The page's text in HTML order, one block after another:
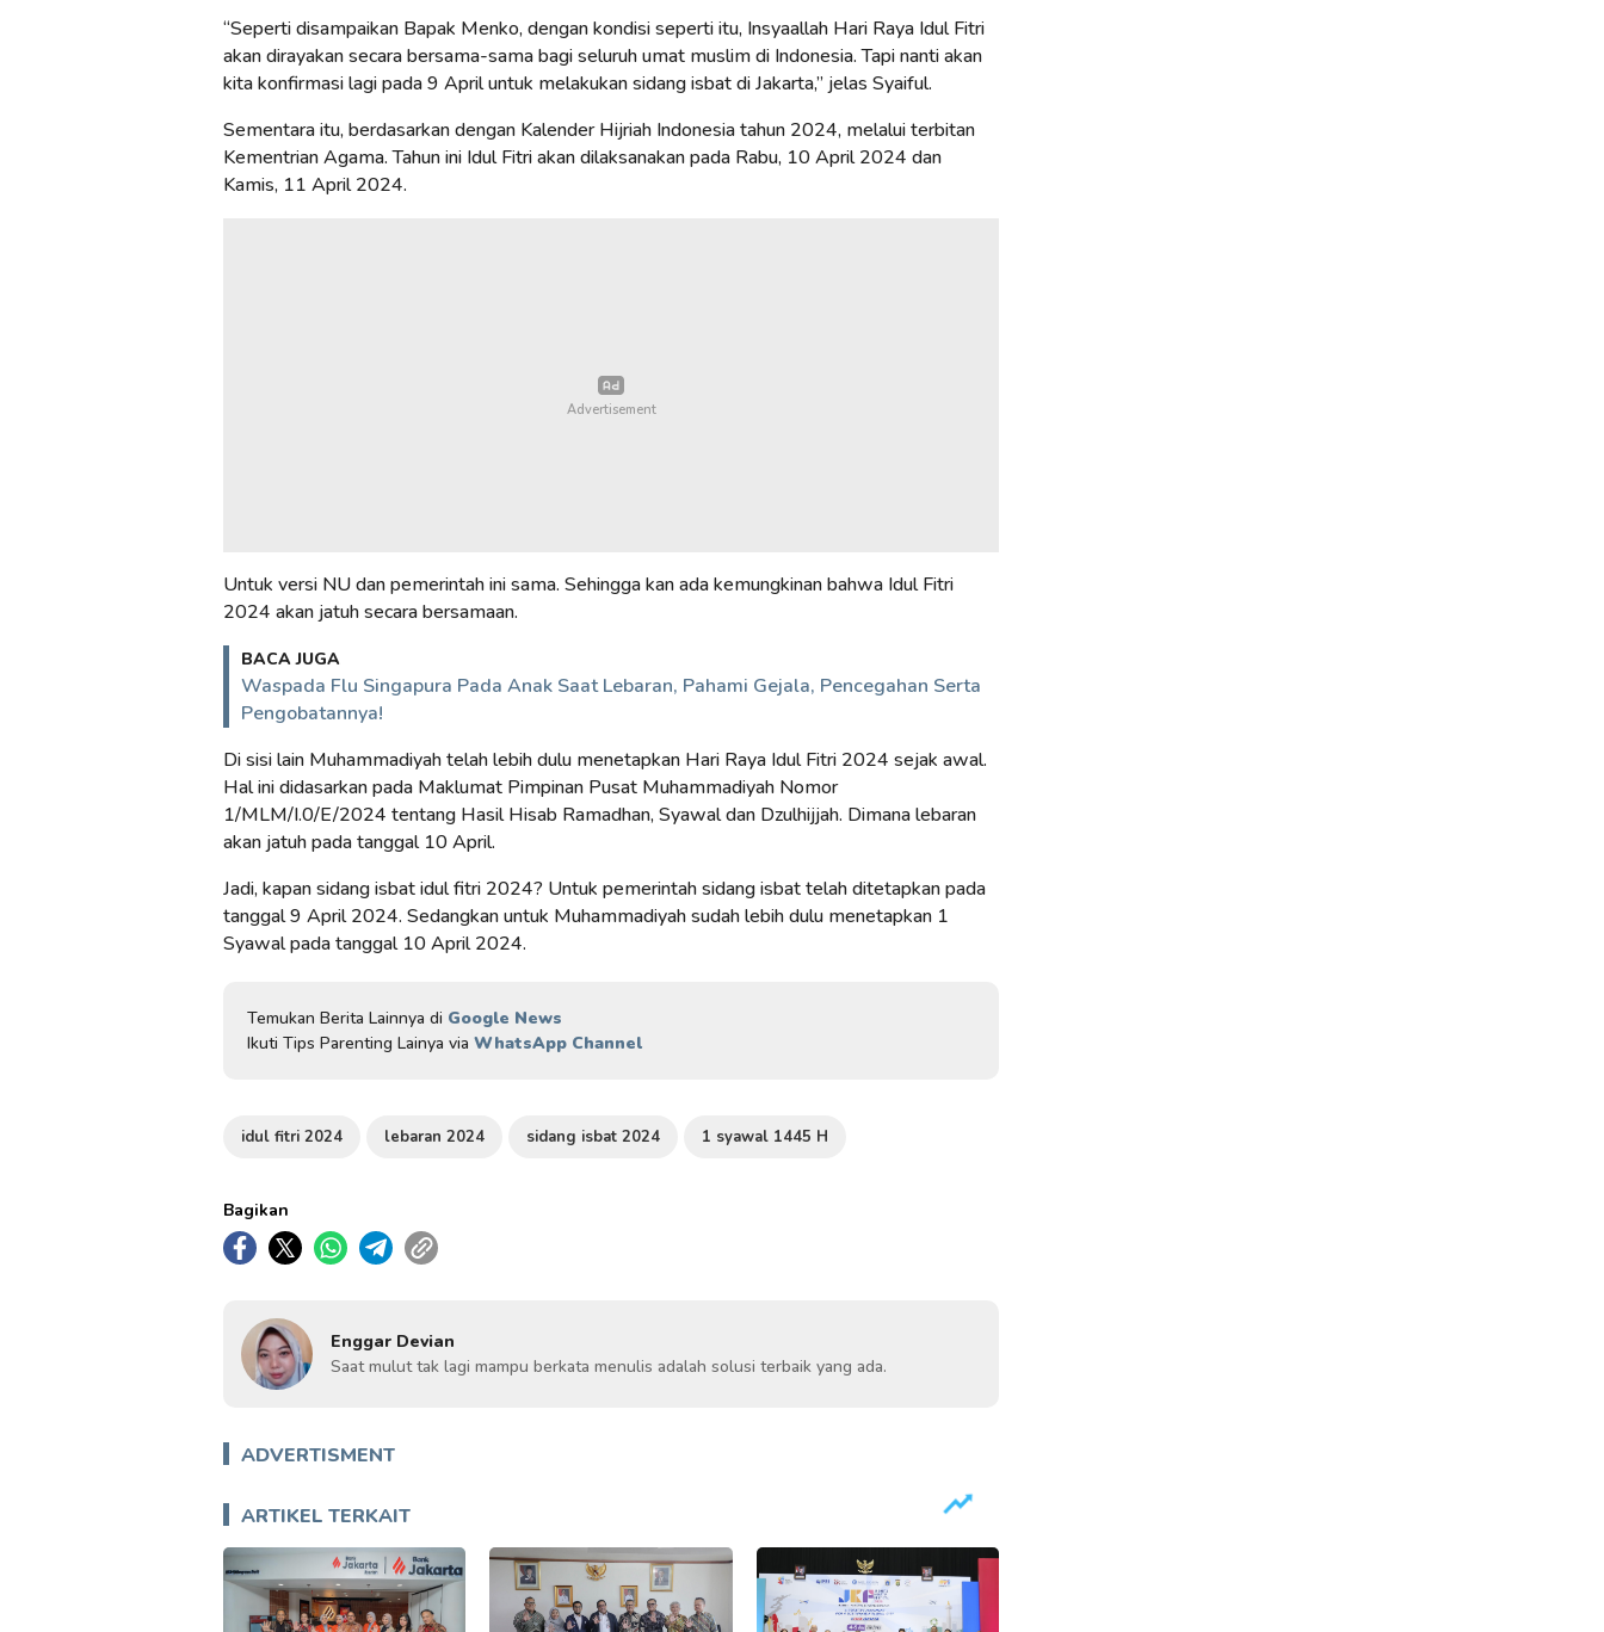
“Seperti disampaikan Bapak Menko, dengan kondisi seperti itu, Insyaallah Hari Raya Idul Fitri
akan dirayakan secara bersama-sama bagi seluruh umat muslim di Indonesia. Tapi nanti akan
kita konfirmasi lagi pada 9 April untuk melakukan sidang isbat di Jakarta,” jelas Syaiful.
Sementara itu, berdasarkan dengan Kalender Hijriah Indonesia tahun 2024, melalui terbitan
Kementrian Agama. Tahun ini Idul Fitri akan dilaksanakan pada Rabu, 10 April 2024 dan
Kamis, 11 April 2024.
Untuk versi NU dan pemerintah ini sama. Sehingga kan ada kemungkinan bahwa Idul Fitri
2024 akan jatuh secara bersamaan.
BACA JUGA
Waspada Flu Singapura Pada Anak Saat Lebaran, Pahami Gejala, Pencegahan Serta
Pengobatannya!
Di sisi lain Muhammadiyah telah lebih dulu menetapkan Hari Raya Idul Fitri 2024 sejak awal.
Hal ini didasarkan pada Maklumat Pimpinan Pusat Muhammadiyah Nomor
1/MLM/I.0/E/2024 tentang Hasil Hisab Ramadhan, Syawal dan Dzulhijjah. Dimana lebaran
akan jatuh pada tanggal 10 April.
Jadi, kapan sidang isbat idul fitri 2024? Untuk pemerintah sidang isbat telah ditetapkan pada
tanggal 9 April 2024. Sedangkan untuk Muhammadiyah sudah lebih dulu menetapkan 1
Syawal pada tanggal 10 April 2024.
Temukan Berita Lainnya di Google News
Ikuti Tips Parenting Lainya via WhatsApp Channel
idul fitri 2024 lebaran 2024 sidang isbat 2024 1 syawal 1445 H
Bagikan
Enggar Devian
Saat mulut tak lagi mampu berkata menulis adalah solusi terbaik yang ada.
ADVERTISMENT
ARTIKEL TERKAIT